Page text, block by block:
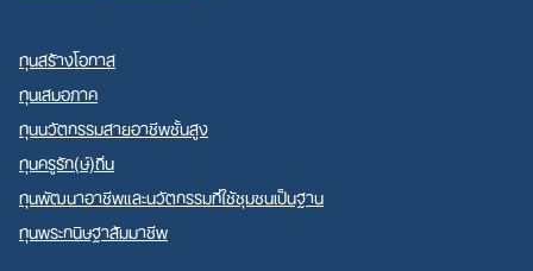
ทุนสร้างโอกาส
ทุนเสมอภาค
ทุนนวัตกรรมสายอาชีพชั้นสูง
ทุนครูรัก(ษ์)ถิ่น
ทุนพัฒนาอาชีพและนวัตกรรมที่ใช้ชุมชนเป็นฐาน
ทุนพระกนิษฐาสัมมาชีพ